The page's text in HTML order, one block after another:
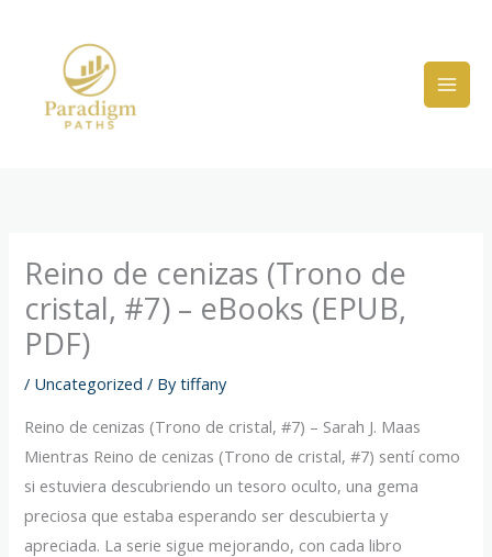
Reino de cenizas (Trono de
cristal, #7) – eBooks (EPUB,
PDF)
/ Uncategorized / Bytiffany
Reino de cenizas (Trono de cristal, #7) – Sarah J. Maas
Mientras Reino de cenizas (Trono de cristal, #7) sentí como
si estuviera descubriendo un tesoro oculto, una gema
preciosa que estaba esperando ser descubierta y
apreciada. La serie sigue mejorando, con cada libro